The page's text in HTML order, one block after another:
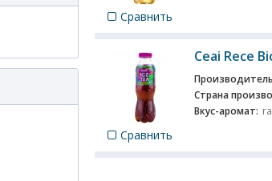
Сравнить
Сравнить
Ceai Rece
Страна
Вкус-аромат: